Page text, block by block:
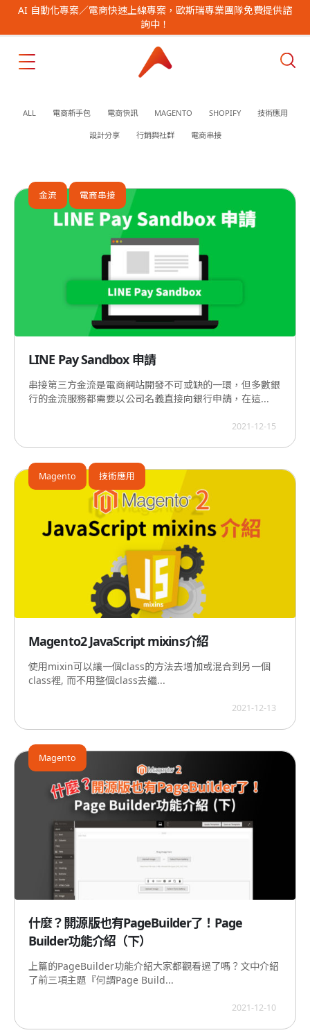
AI 自動化專案／電商快速上線專案，歐斯瑞專業團隊免費提供諮
詢中！
ALL 電商新手包 電商快訊 MAGENTO SHOPIFY 技術應用
設計分享 行銷與社群 電商串接
LINE Pay Sandbox 申請
串接第三方金流是電商網站開發不可或缺的一環，但多數銀
行的金流服務都需要以公司名義直接向銀行申請，在這...
2021-12-15
金流 電商串接
Magento2 JavaScript mixins介紹
使用mixin可以讓一個class的方法去增加或混合到另一個
class裡, 而不用整個class去繼...
2021-12-13
Magento 技術應用
什麼？開源版也有PageBuilder了！Page
Builder功能介紹（下）
上篇的PageBuilder功能介紹大家都觀看過了嗎？文中介紹
了前三項主題『何謂Page Build...
2021-12-10
Magento